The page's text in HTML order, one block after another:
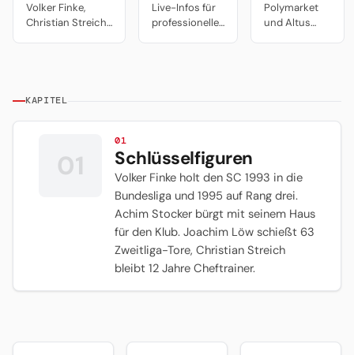
Volker Finke,
Christian Streich
Live-Infos für
professionelles
Polymarket
und Altus
KAPITEL
01
01
Schlüsselfiguren
Volker Finke holt den SC 1993 in die
Bundesliga und 1995 auf Rang drei.
Achim Stocker bürgt mit seinem Haus
für den Klub. Joachim Löw schießt 63
Zweitliga-Tore, Christian Streich
bleibt 12 Jahre Cheftrainer.